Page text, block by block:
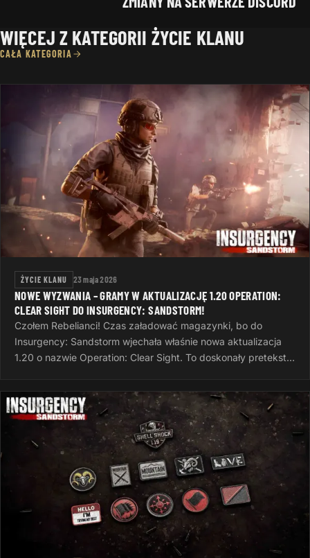
WIĘCEJ Z KATEGORII ŻYCIE KLANU
CAŁA KATEGORIA
ŻYCIE KLANU 23 maja 2026
NOWE WYZWANIA – GRAMY W AKTUALIZACJĘ 1.20 OPERATION:
CLEAR SIGHT DO INSURGENCY: SANDSTORM!
Czołem Rebelianci! Czas załadować magazynki, bo do
Insurgency: Sandstorm wjechała właśnie nowa aktualizacja
1.20 o nazwie Operation: Clear Sight. To doskonały pretekst,